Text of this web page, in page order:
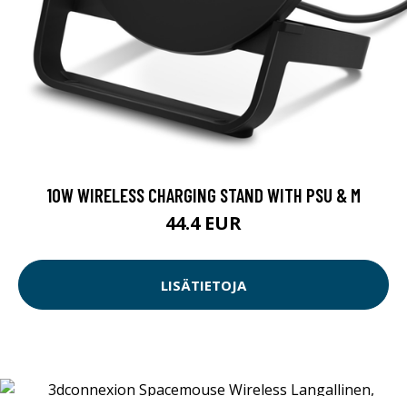
10W WIRELESS CHARGING STAND WITH PSU & M
44.4 EUR
LISÄTIETOJA